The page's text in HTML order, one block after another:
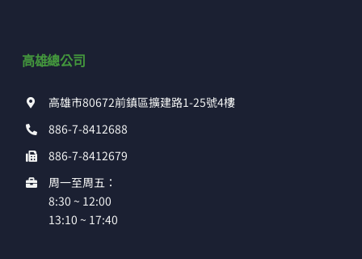
高雄總公司
高雄市80672前鎮區擴建路1-25號4樓
886-7-8412688
886-7-8412679
周一至周五：
8:30 ~ 12:00
13:10 ~ 17:40